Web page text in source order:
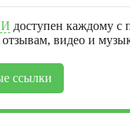
доступен каждому с
отзывам, видео и
ссылки